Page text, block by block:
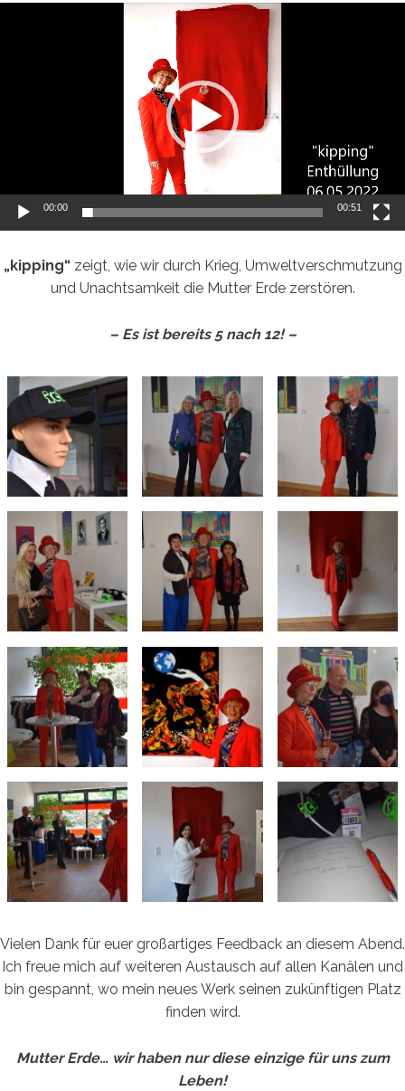
Video-
00:00 00:51
„kipping“zeigt, wie wir durch Krieg, Umweltverschmutzung
und Unachtsamkeit die Mutter Erde zerstören.
– Es ist bereits 5 nach 12! –
Vielen Dank für euer großartiges Feedback an diesem Abend.
Ich freue mich auf weiteren Austausch auf allen Kanälen und
bin gespannt, wo mein neues Werk seinen zukünftigen Platz
finden wird.
Mutter Erde… wir haben nur diese einzige für uns zum
Leben!